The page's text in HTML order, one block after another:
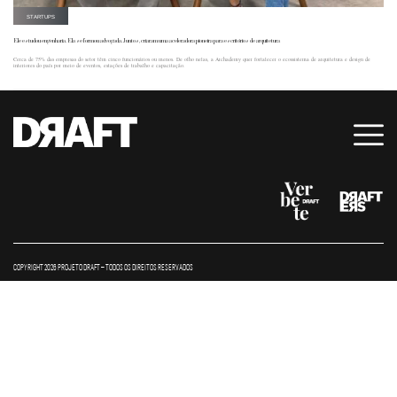
STARTUPS
Ele estudou engenharia. Ela se formou advogada. Juntos, criaram uma aceleradora pioneira para escritórios de arquitetura
Cerca de 75% das empresas do setor têm cinco funcionários ou menos. De olho nelas, a Archademy quer fortalecer o ecossistema de arquitetura e design de
interiores do país por meio de eventos, estações de trabalho e capacitação.
COPYRIGHT 2026 PROJETO DRAFT – TODOS OS DIREITOS RESERVADOS